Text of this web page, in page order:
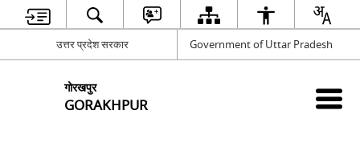
उत्तर प्रदेश सरकार Government of Uttar Pradesh
गोरखपुर
GORAKHPUR